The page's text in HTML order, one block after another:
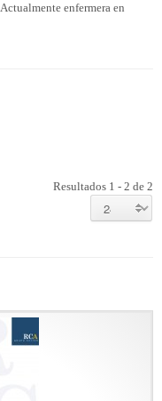
enfermera en
Resultados 1 - 2 de 2